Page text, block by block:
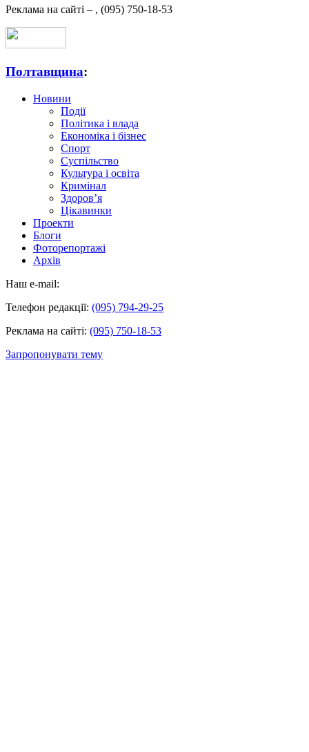
Реклама на сайті – , (095) 750-18-53
Полтавщина:
Новини
Події
Політика і влада
Економіка і бізнес
Спорт
Суспільство
Культура і освіта
Кримінал
Здоров’я
Цікавинки
Проекти
Блоги
Фоторепортажі
Архів
Наш e-mail:
Телефон редакції: (095) 794-29-25
Реклама на сайті: (095) 750-18-53
Запропонувати тему